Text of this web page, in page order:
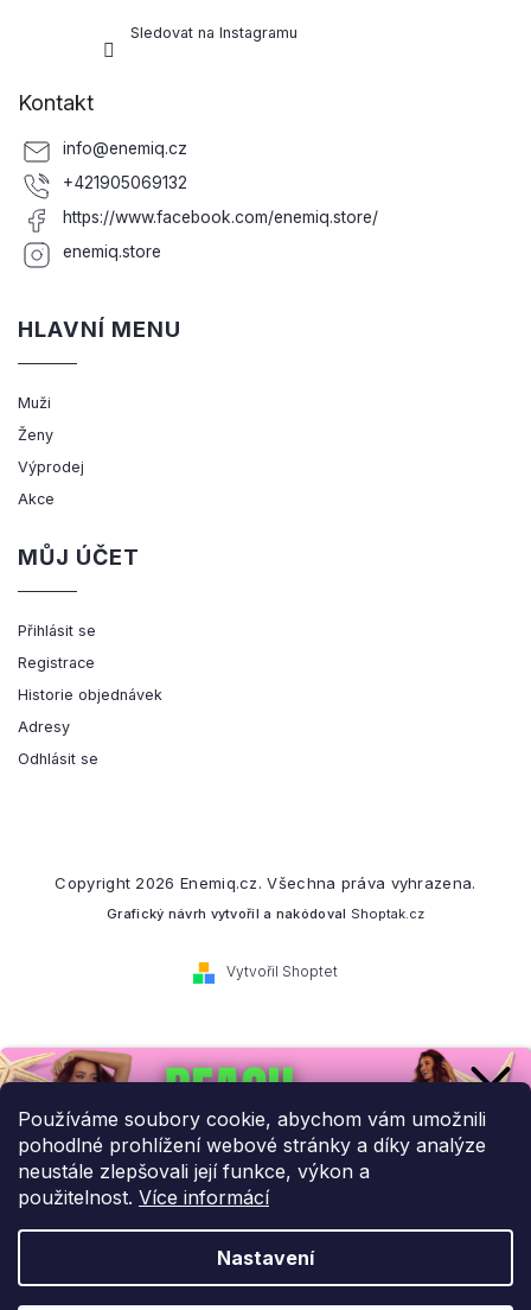
Používáme soubory cookie, abychom vám umožnili
pohodlné prohlížení webové stránky a díky analýze
neustále zlepšovali její funkce, výkon a
použitelnost. Více informácí
Nastavení
Sledovat na Instagramu
Kontakt
info@enemiq.cz
+421905069132
https://www.facebook.com/enemiq.store/
enemiq.store
HLAVNÍ MENU
Muži
Ženy
Výprodej
Akce
MŮJ ÚČET
Přihlásit se
Registrace
Historie objednávek
Adresy
Odhlásit se
Vytvořil Shoptet
Copyright 2026 Enemiq.cz. Všechna práva vyhrazena.
Grafický návrh vytvořil a nakódoval Shoptak.cz
Přihlaste se k našemu
newsletteru.
Budeme vám posílat informace o našich novinkách a slevových
akcích.